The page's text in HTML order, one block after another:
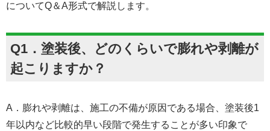
についてQ＆A形式で解説します。
Q1．塗装後、どのくらいで膨れや剥離が
起こりますか？
A．膨れや剥離は、施工の不備が原因である場合、塗装後1
年以内など比較的早い段階で発生することが多い印象で